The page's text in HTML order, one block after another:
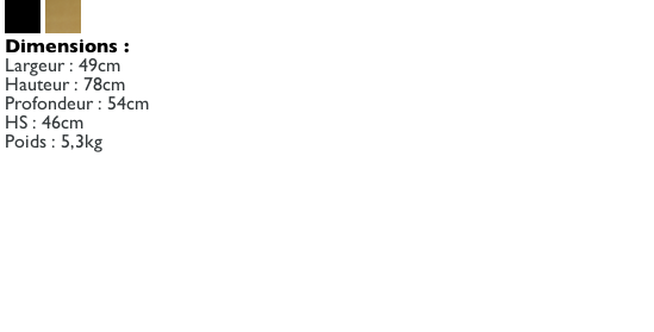
Dimensions :
Largeur : 49cm
Hauteur : 78cm
Profondeur : 54cm
HS : 46cm
Poids : 5,3kg